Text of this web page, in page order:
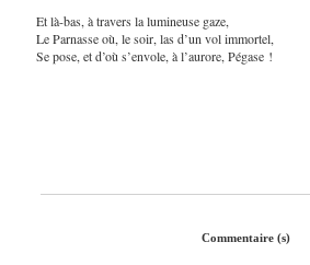
Et là-bas, à travers la lumineuse gaze,
Le Parnasse où, le soir, las d’un vol immortel,
Se pose, et d’où s’envole, à l’aurore, Pégase !
Commentaire (s)